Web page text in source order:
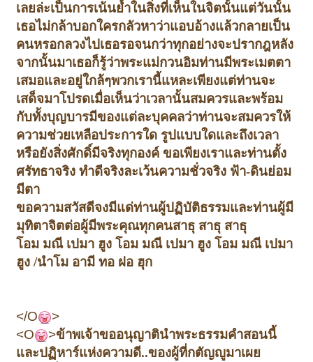
เลยล่ะเป็นการเน้นย้ำในสิ่งที่เห็นในจิตนั้นแต่วันนั้น
เธอไม่กล้าบอกใครกลัวหาว่าแอบอ้างแล้วกลายเป็น
คนหรอกลวงไปเธอรอจนกว่าทุกอย่างจะปรากฎหลัง
จากนั้นมาเธอก็รู้ว่าพระแม่กวนอิมท่านมีพระเมตตา
เสมอและอยู่ใกล้ๆพวกเรานี้แหละเพียงแต่ท่านจะ
เสด็จมาโปรดเมื่อเห็นว่าเวลานั้นสมควรและพร้อม
กับทั้งบุญบารมีของแต่ละบุคคลว่าท่านจะสมควรให้
ความช่วยเหลือประการใด รูปแบบใดและถึงเวลา
หรือยังสิ่งศักดิ์มีจริงทุกองค์ ขอเพียงเราและท่านตั้ง
ศรัทธาจริง ทำดีจริงละเว้นความชั่วจริง ฟ้า-ดินย่อม
มีตา
ขอความสวัสดีจงมีแด่ท่านผู้ปฏิบัติธรรมและท่านผู้มี
มุทิตาจิตต่อผู้มีพระคุณทุกคนสาธุ สาธุ สาธุ
โอม มณี เปมา ฮูง โอม มณี เปมา ฮูง โอม มณี เปมา
ฮูง /นำโม อามี ทอ ฝอ ฮุก
</O
>
<O
>ข้าพเจ้าขออนุญาตินำพระธรรมคำสอนนี้
และปฏิหาร์แห่งความดี..ของผู้ที่กตัญญูมาเผย